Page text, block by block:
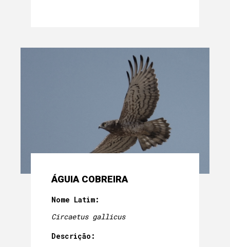
ÁGUIA COBREIRA
Nome Latim:
Circaetus gallicus
Descrição: